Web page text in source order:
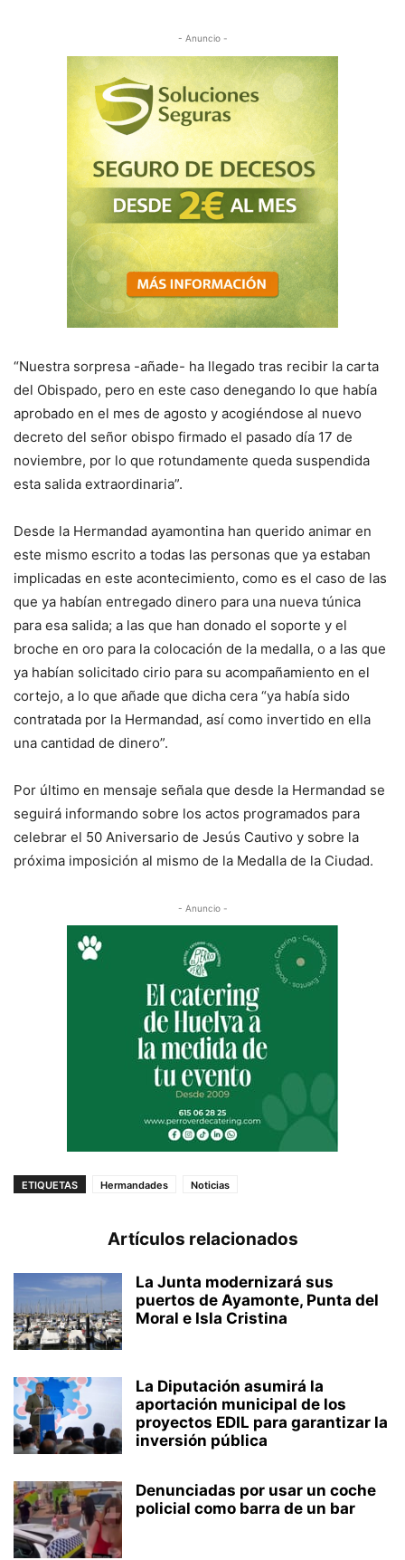
- Anuncio -
“Nuestra sorpresa -añade- ha llegado tras recibir la carta
del Obispado, pero en este caso denegando lo que había
aprobado en el mes de agosto y acogiéndose al nuevo
decreto del señor obispo firmado el pasado día 17 de
noviembre, por lo que rotundamente queda suspendida
esta salida extraordinaria”.
Desde la Hermandad ayamontina han querido animar en
este mismo escrito a todas las personas que ya estaban
implicadas en este acontecimiento, como es el caso de las
que ya habían entregado dinero para una nueva túnica
para esa salida; a las que han donado el soporte y el
broche en oro para la colocación de la medalla, o a las que
ya habían solicitado cirio para su acompañamiento en el
cortejo, a lo que añade que dicha cera “ya había sido
contratada por la Hermandad, así como invertido en ella
una cantidad de dinero”.
Por último en mensaje señala que desde la Hermandad se
seguirá informando sobre los actos programados para
celebrar el 50 Aniversario de Jesús Cautivo y sobre la
próxima imposición al mismo de la Medalla de la Ciudad.
- Anuncio -
ETIQUETAS Hermandades Noticias
Artículos relacionados
La Junta modernizará sus
puertos de Ayamonte, Punta del
Moral e Isla Cristina
La Diputación asumirá la
aportación municipal de los
proyectos EDIL para garantizar la
inversión pública
Denunciadas por usar un coche
policial como barra de un bar